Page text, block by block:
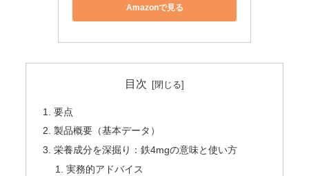
Amazonで見る
目次
要点
製品概要（基本データ）
栄養成分を深掘り：鉄4mgの意味と使い方
実務的アドバイス